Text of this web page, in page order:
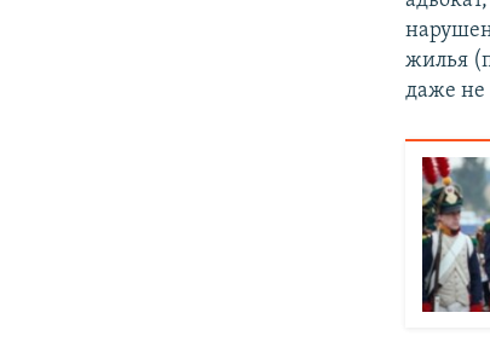
жилья
даже не